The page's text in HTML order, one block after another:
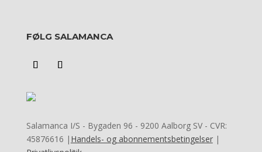
FØLG SALAMANCA
Salamanca I/S - Bygaden 96 - 9200 Aalborg SV - CVR:
45876616 | Handels- og abonnementsbetingelser|